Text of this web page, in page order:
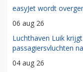
easyJet wordt
06 aug 26
Luchthaven Luik
passagiersvluchten
04 aug 26